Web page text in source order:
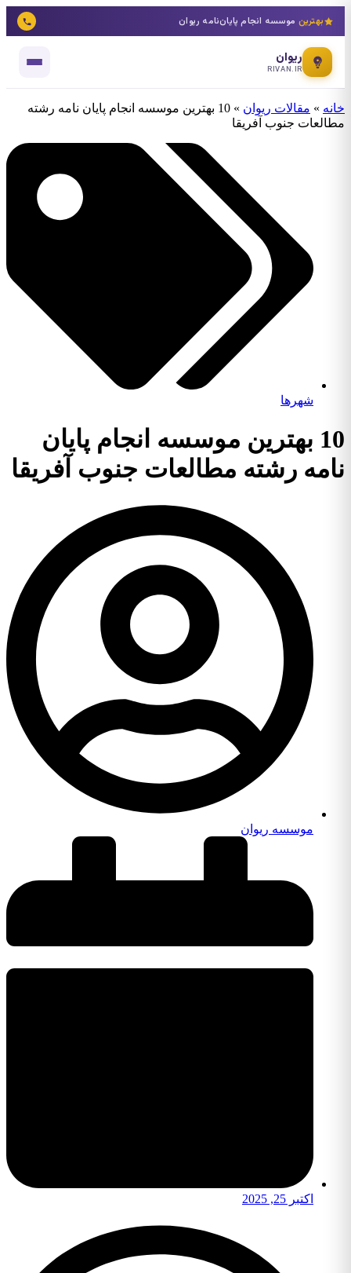
بهترین موسسه انجام پایان‌نامه ریوان
ریوان
RIVAN.IR
خانه » مقالات ریوان »
10 بهترین موسسه انجام پایان نامه رشته
مطالعات جنوب آفریقا
شهرها
10 بهترین موسسه انجام پایان
نامه رشته مطالعات جنوب آفریقا
موسسه ریوان
اکتبر 25, 2025